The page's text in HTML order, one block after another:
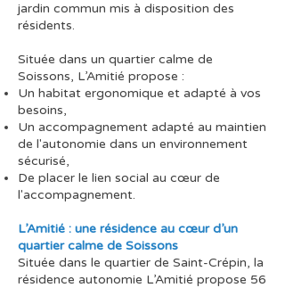
jardin commun mis à disposition des
résidents.
Située dans un quartier calme de
Soissons, L’Amitié propose :
Un habitat ergonomique et adapté à vos
besoins,
Un accompagnement adapté au maintien
de l'autonomie dans un environnement
sécurisé,
De placer le lien social au cœur de
l'accompagnement.
L’Amitié : une résidence au cœur d’un
quartier calme de Soissons
Située dans le quartier de Saint-Crépin, la
résidence autonomie L’Amitié propose 56